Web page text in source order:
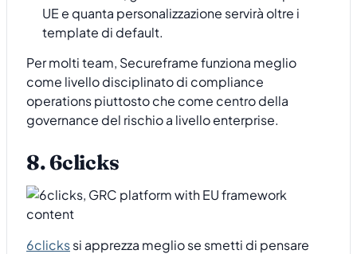
UE e quanta personalizzazione servirà oltre i
template di default.
Per molti team, Secureframe funziona meglio
come livello disciplinato di compliance
operations piuttosto che come centro della
governance del rischio a livello enterprise.
8. 6clicks
6clickssi apprezza meglio se smetti di pensare